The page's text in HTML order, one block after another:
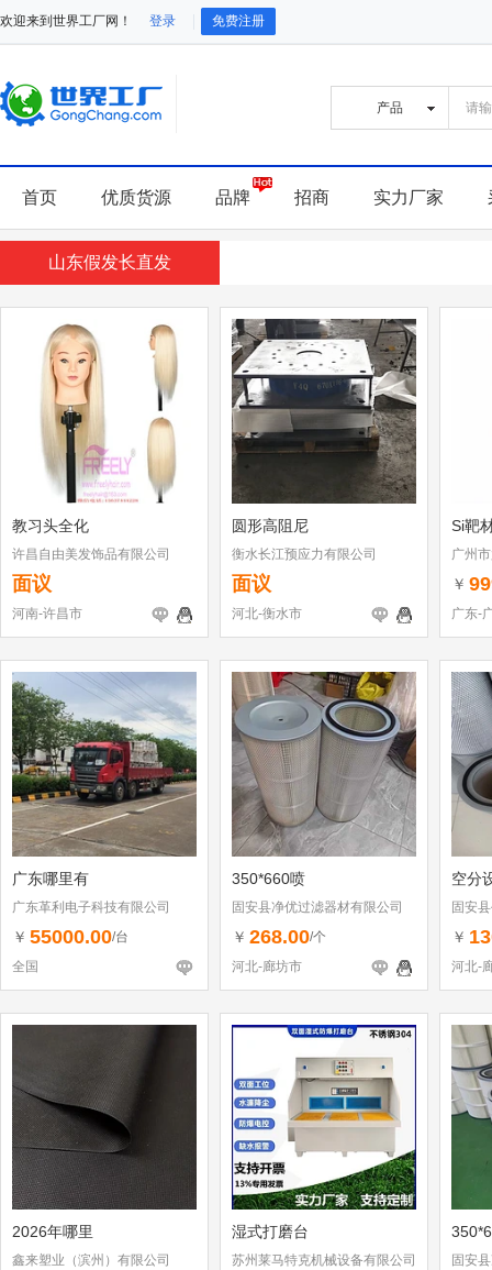
欢迎来到世界工厂网！ 登录 免费注册
首页 优质货源 品牌 招商 实力厂家
山东假发长直发
教习头全化
许昌自由美发饰品有限公司
面议
河南-许昌市
圆形高阻尼
衡水长江预应力有限公司
面议
河北-衡水市
Si靶
广州
￥
广东-
广东哪里有
广东革利电子科技有限公司
￥ 55000.00/台
全国
350*660喷
固安县净优过滤器材有限公司
￥ 268.00/个
河北-廊坊市
空分
固安
￥
河北-
2026年哪里
鑫来塑业（滨州）有限公司
湿式打磨台
苏州莱马特克机械设备有限公司 固安